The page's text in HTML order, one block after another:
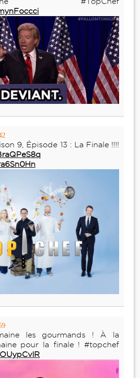
9, Épisode 13 : La Finale !!!!
les gourmands ! À la
pour la finale ! #topchef